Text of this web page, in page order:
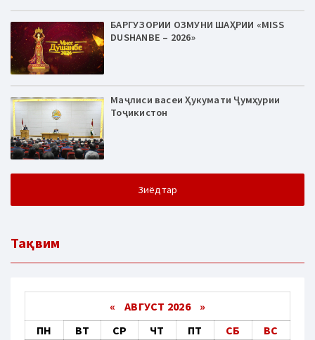
БАРГУЗОРИИ ОЗМУНИ ШАҲРИИ «MISS
DUSHANBE – 2026»
Маҷлиси васеи Ҳукумати Ҷумҳурии
Тоҷикистон
Зиёдтар
Тақвим
« АВГУСТ 2026 »
ПН
ВТ СР ЧТ ПТ СБ
ВС